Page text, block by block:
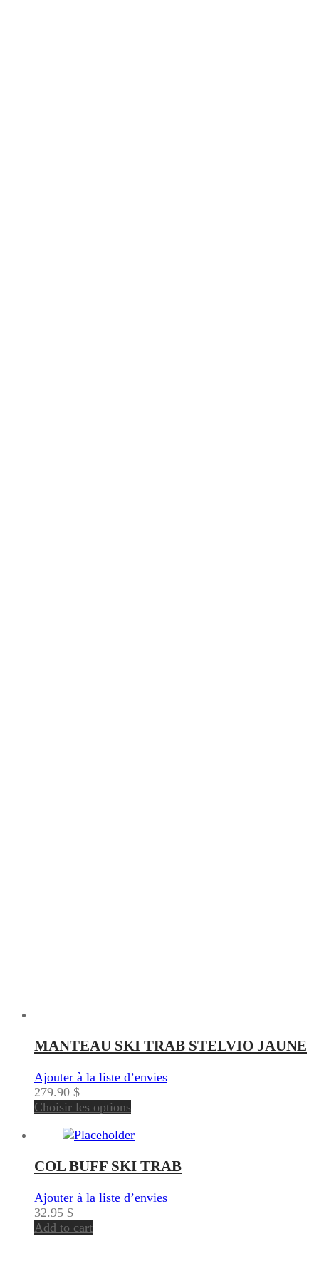
MANTEAU SKI TRAB STELVIO JAUNE
Ajouter à la liste d’envies
279.90 $
Choisir les options
COL BUFF SKI TRAB
Ajouter à la liste d’envies
32.95 $
Add to cart